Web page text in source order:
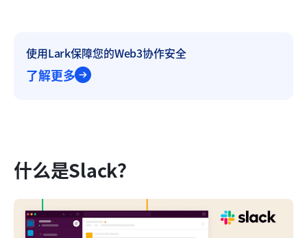
使用Lark保障您的Web3协作安全
了解更多
什么是Slack？